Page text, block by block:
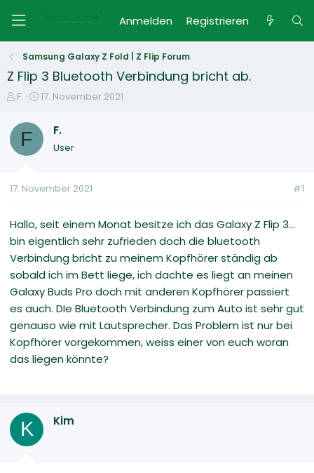
Anmelden Registrieren
Samsung Galaxy Z Fold | Z Flip Forum
Z Flip 3 Bluetooth Verbindung bricht ab.
E
s
e
e
F.
E
t
e
t
m
17. November 2021
F F.
User
17. November 2021 #1
Hallo, seit einem Monat besitze ich das Galaxy Z Flip 3...
bin eigentlich sehr zufrieden doch die bluetooth
Verbindung bricht zu meinem Kopfhörer ständig ab
sobald ich im Bett liege, ich dachte es liegt an meinen
Galaxy Buds Pro doch mit anderen Kopfhörer passiert
es auch. DIe Bluetooth Verbindung zum Auto ist sehr gut
genauso wie mit Lautsprecher. Das Problem ist nur bei
Kopfhörer vorgekommen, weiss einer von euch woran
das liegen könnte?
K Kim